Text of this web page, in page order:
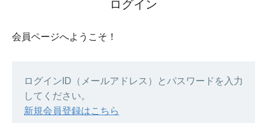
ログイン
会員ページへようこそ！
ログインID（メールアドレス）とパスワードを入力
してください。
新規会員登録はこちら